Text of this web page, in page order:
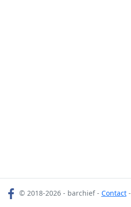
© 2018-2026 - barchief - Contact-